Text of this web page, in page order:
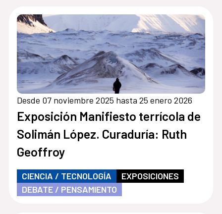
Desde 07 noviembre 2025 hasta 25 enero 2026
Exposición Manifiesto terrícola de
Solimán López. Curaduría: Ruth
Geoffroy
CIENCIA / TECNOLOGÍA
EXPOSICIONES
DEBATE / PENSAMIENTO